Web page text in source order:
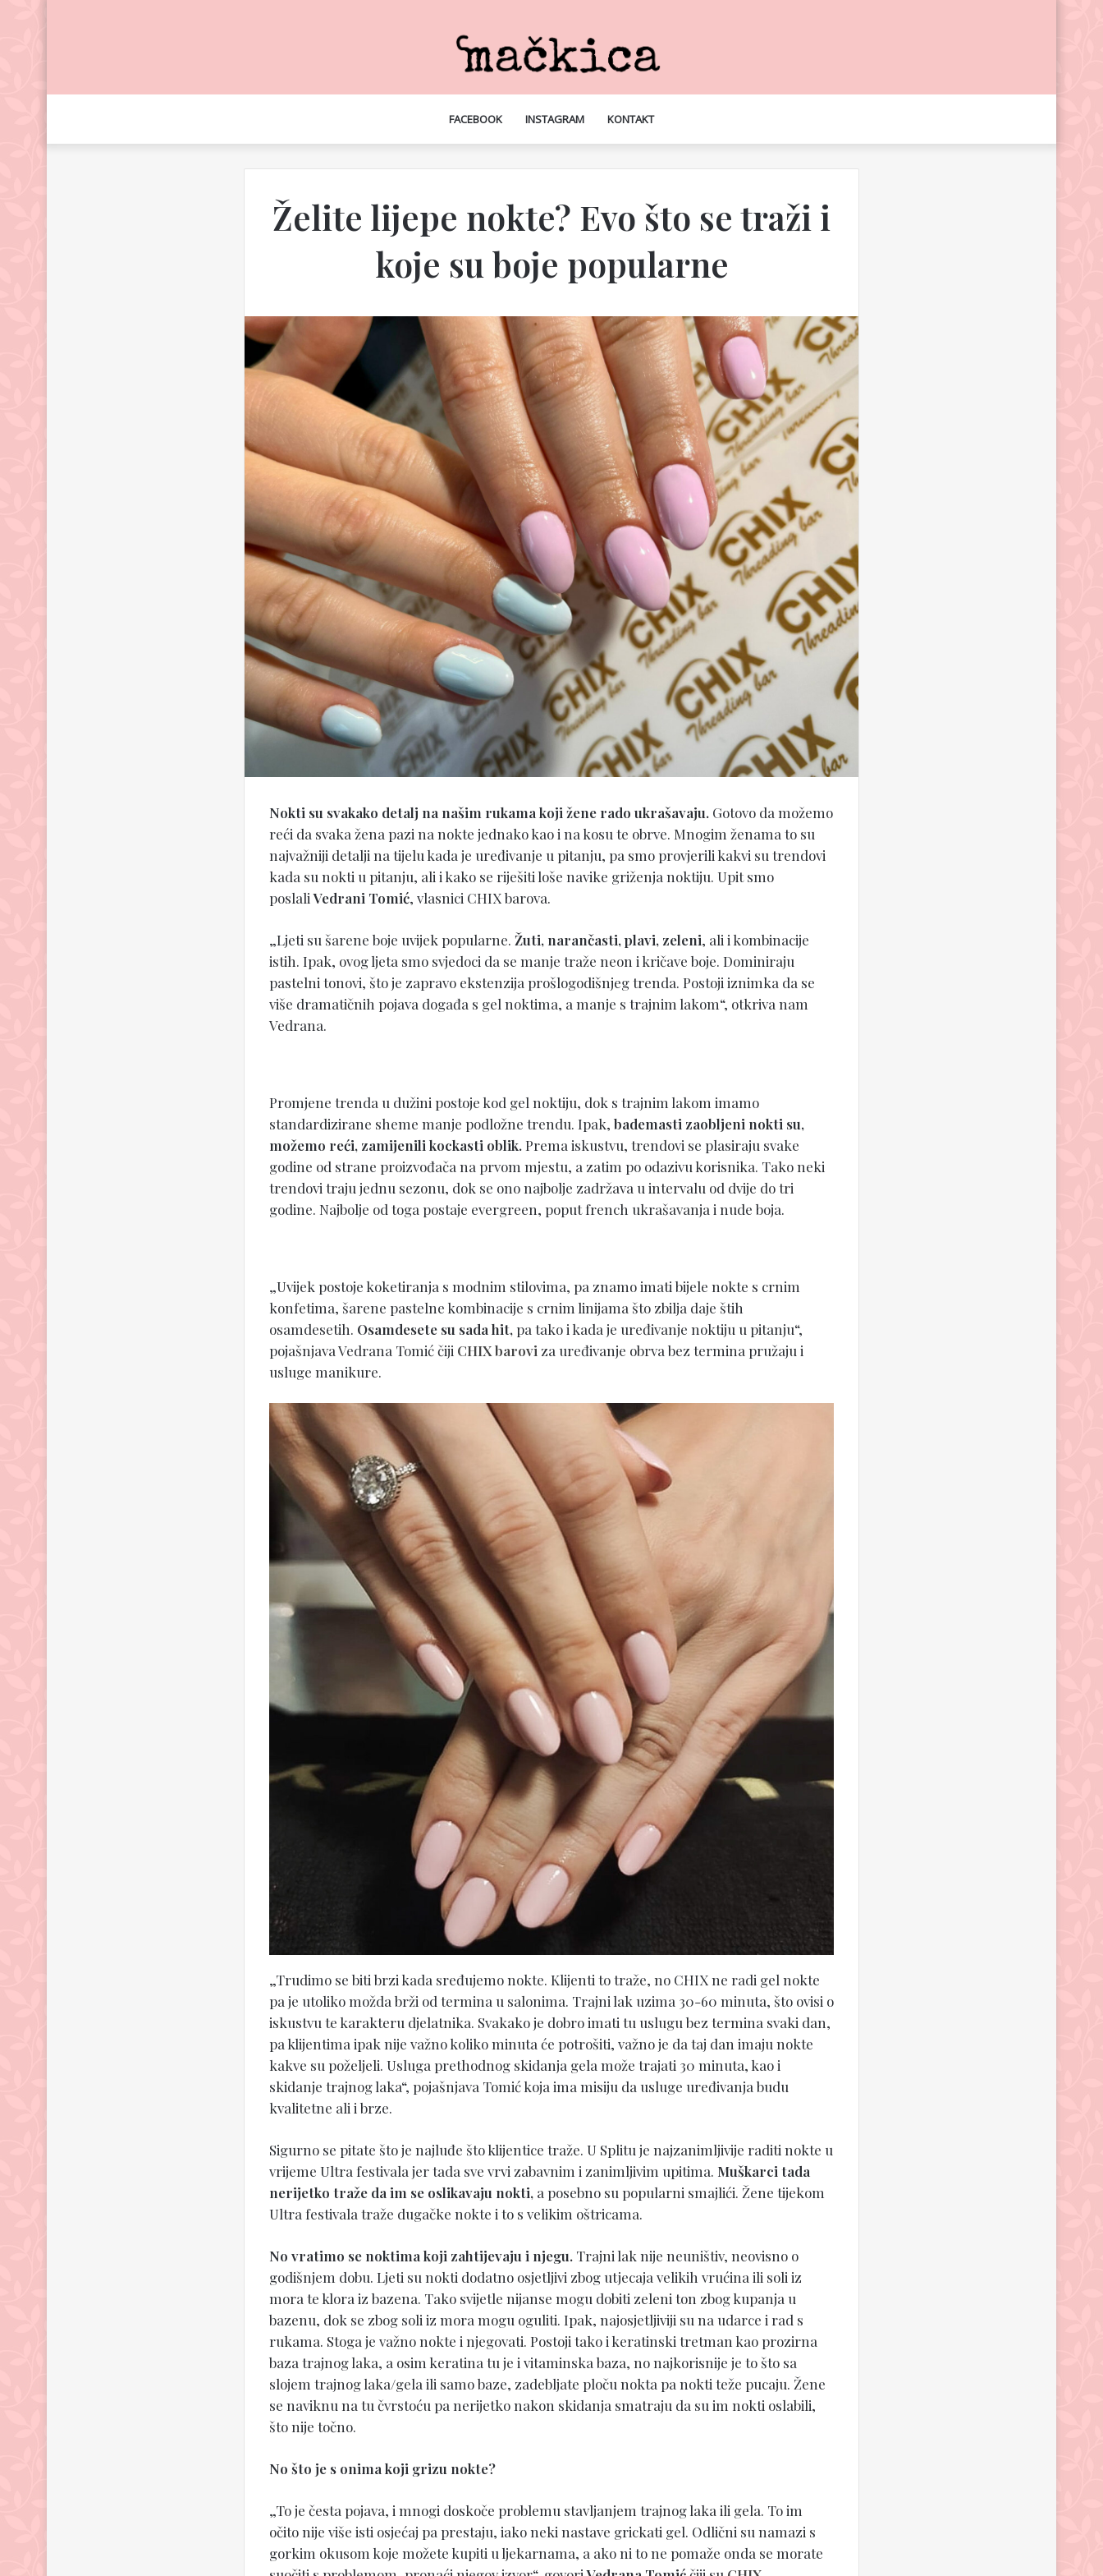
FACEBOOK INSTAGRAM KONTAKT
Želite lijepe nokte? Evo što se traži i
koje su boje popularne
Nokti su svakako detalj na našim rukama koji žene rado ukrašavaju. Gotovo da možemo
reći da svaka žena pazi na nokte jednako kao i na kosu te obrve. Mnogim ženama to su
najvažniji detalji na tijelu kada je uređivanje u pitanju, pa smo provjerili kakvi su trendovi
kada su nokti u pitanju, ali i kako se riješiti loše navike griženja noktiju. Upit smo
poslaliVedrani Tomić, vlasnici CHIX barova.
„Ljeti su šarene boje uvijek popularne. Žuti, narančasti, plavi, zeleni, ali i kombinacije
istih. Ipak, ovog ljeta smo svjedoci da se manje traže neon i kričave boje. Dominiraju
pastelni tonovi, što je zapravo ekstenzija prošlogodišnjeg trenda. Postoji iznimka da se
više dramatičnih pojava događa s gel noktima, a manje s trajnim lakom“, otkriva nam
Vedrana.
Promjene trenda u dužini postoje kod gel noktiju, dok s trajnim lakom imamo
standardizirane sheme manje podložne trendu. Ipak, bademasti zaobljeni nokti su,
možemo reći, zamijenili kockasti oblik.Prema iskustvu, trendovi se plasiraju svake
godine od strane proizvođača na prvom mjestu, a zatim po odazivu korisnika. Tako neki
trendovi traju jednu sezonu, dok se ono najbolje zadržava u intervalu od dvije do tri
godine. Najbolje od toga postaje evergreen, poput french ukrašavanja i nude boja.
„Uvijek postoje koketiranja s modnim stilovima, pa znamo imati bijele nokte s crnim
konfetima, šarene pastelne kombinacije s crnim linijama što zbilja daje štih
osamdesetih. Osamdesete su sada hit, pa tako i kada je uređivanje noktiju u pitanju“,
pojašnjava Vedrana Tomić čiji CHIX barovi za uređivanje obrva bez termina pružaju i
usluge manikure.
„Trudimo se biti brzi kada sređujemo nokte. Klijenti to traže, no CHIX ne radi gel nokte
pa je utoliko možda brži od termina u salonima. Trajni lak uzima 30-60 minuta, što ovisi o
iskustvu te karakteru djelatnika. Svakako je dobro imati tu uslugu bez termina svaki dan,
pa klijentima ipak nije važno koliko minuta će potrošiti, važno je da taj dan imaju nokte
kakve su poželjeli. Usluga prethodnog skidanja gela može trajati 30 minuta, kao i
skidanje trajnog laka“, pojašnjava Tomić koja ima misiju da usluge uređivanja budu
kvalitetne ali i brze.
Sigurno se pitate što je najluđe što klijentice traže. U Splitu je najzanimljivije raditi nokte u
vrijeme Ultra festivala jer tada sve vrvi zabavnim i zanimljivim upitima. Muškarci tada
nerijetko traže da im se oslikavaju nokti, a posebno su popularni smajlići. Žene tijekom
Ultra festivala traže dugačke nokte i to s velikim oštricama.
No vratimo se noktima koji zahtijevaju i njegu. Trajni lak nije neuništiv, neovisno o
godišnjem dobu. Ljeti su nokti dodatno osjetljivi zbog utjecaja velikih vrućina ili soli iz
mora te klora iz bazena. Tako svijetle nijanse mogu dobiti zeleni ton zbog kupanja u
bazenu, dok se zbog soli iz mora mogu oguliti. Ipak, najosjetljiviji su na udarce i rad s
rukama. Stoga je važno nokte i njegovati. Postoji tako i keratinski tretman kao prozirna
baza trajnog laka, a osim keratina tu je i vitaminska baza, no najkorisnije je to što sa
slojem trajnog laka/gela ili samo baze, zadebljate ploču nokta pa nokti teže pucaju. Žene
se naviknu na tu čvrstoću pa nerijetko nakon skidanja smatraju da su im nokti oslabili,
što nije točno.
No što je s onima koji grizu nokte?
„To je česta pojava, i mnogi doskoče problemu stavljanjem trajnog laka ili gela. To im
očito nije više isti osjećaj pa prestaju, iako neki nastave grickati gel. Odlični su namazi s
gorkim okusom koje možete kupiti u ljekarnama, a ako ni to ne pomaže onda se morate